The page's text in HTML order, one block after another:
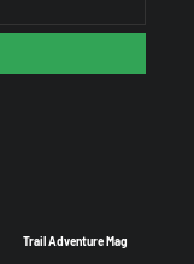
Trail Adventure Mag